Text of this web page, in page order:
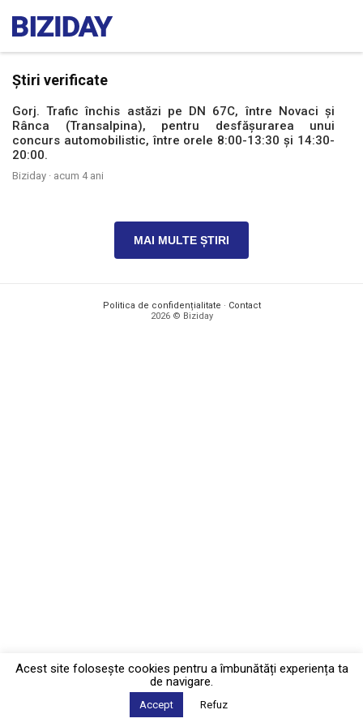
Știri verificate
Gorj. Trafic închis astăzi pe DN 67C, între Novaci și
Rânca (Transalpina), pentru desfăşurarea unui
concurs automobilistic, între orele 8:00-13:30 şi 14:30-
20:00.
Biziday · acum 4 ani
MAI MULTE ȘTIRI
Politica de confidențialitate · Contact
2026 © Biziday
Acest site foloseşte cookies pentru a îmbunătăți experiența ta
de navigare.
Accept Refuz